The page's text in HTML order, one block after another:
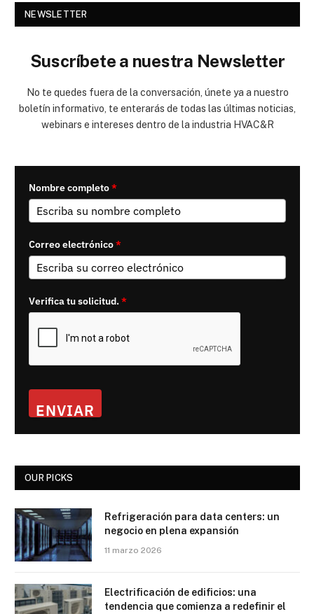
NEWSLETTER
Suscríbete a nuestra Newsletter
No te quedes fuera de la conversación, únete ya a nuestro
boletín informativo, te enterarás de todas las últimas noticias,
webinars e intereses dentro de la industria HVAC&R
Nombre completo*
Correo electrónico*
Verifica tu solicitud.*
ENVIAR
OUR PICKS
Refrigeración para data centers: un
negocio en plena expansión
11 marzo 2026
Electrificación de edificios: una
tendencia que comienza a redefinir el